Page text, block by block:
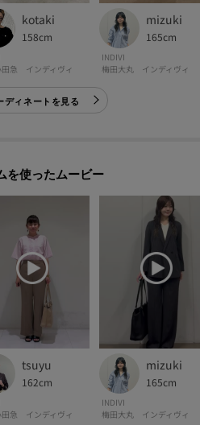
登録』がおすすめです！■
「ハートマーク」を
況をメルマガにてお知らせ♪
ックでき、
kotaki
158cm
田急 インディヴィ
mizuki
165cm
INDIVI
梅田大丸 インディヴィ
ディネートを見る
を使ったムービー
tsuyu
162cm
田急 インディヴィ
mizuki
165cm
INDIVI
梅田大丸 インディヴィ